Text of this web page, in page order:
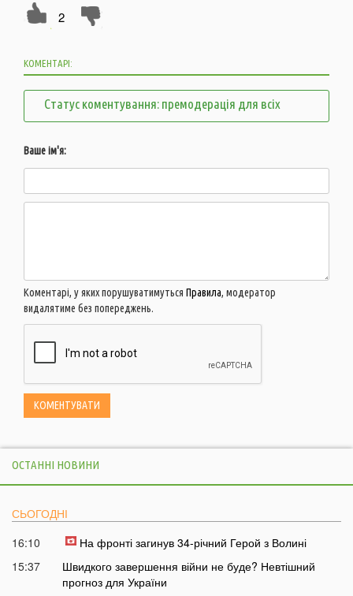
2
КОМЕНТАРІ:
Статус коментування: премодерація для всіх
Ваше ім'я:
Коментарі, у яких порушуватимуться Правила, модератор
видалятиме без попереджень.
ОСТАННІ НОВИНИ
СЬОГОДНІ
16:10
На фронті загинув 34-річний Герой з Волині
15:37
Швидкого завершення війни не буде? Невтішний
прогноз для України